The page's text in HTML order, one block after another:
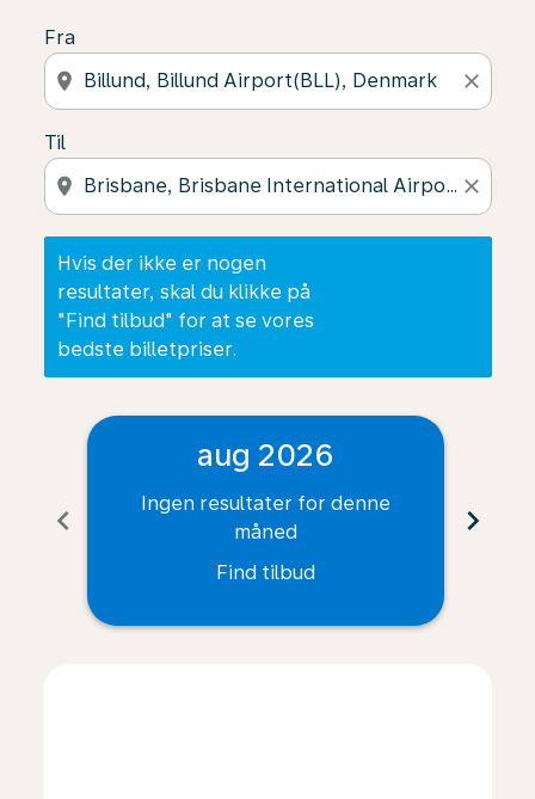
Fra
location_on close
Til
location_on close
Hvis der ikke er nogen
resultater, skal du klikke på
"Find tilbud" for at se vores
bedste billetpriser.
chevron_left
aug 2026
Ingen resultater for denne
måned
Find tilbud
chevron_right